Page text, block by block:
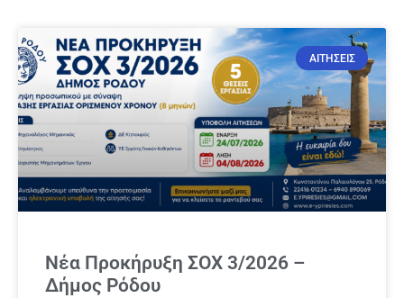
ΑΙΤΗΣΕΙΣ
Νέα Προκήρυξη ΣΟΧ 3/2026 –
Δήμος Ρόδου